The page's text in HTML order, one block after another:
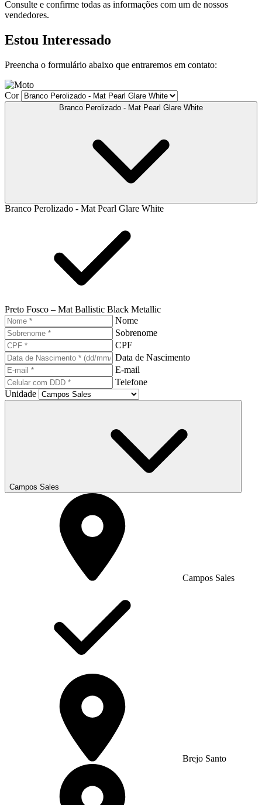
Consulte e confirme todas as informações com um de nossos
vendedores.
Estou Interessado
Preencha o formulário abaixo que entraremos em contato:
Cor
Branco Perolizado - Mat Pearl Glare White
Branco Perolizado - Mat Pearl Glare White
Preto Fosco – Mat Ballistic Black Metallic
Nome
Sobrenome
CPF
Data de Nascimento
E-mail
Telefone
Unidade
Campos Sales
Campos Sales
Brejo Santo